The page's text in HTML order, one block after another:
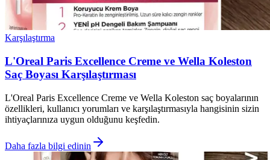
Karşılaştırma
L'Oreal Paris Excellence Creme ve Wella Koleston
Saç Boyası Karşılaştırması
L'Oreal Paris Excellence Creme ve Wella Koleston saç boyalarının
özellikleri, kullanıcı yorumları ve karşılaştırmasıyla hangisinin sizin
ihtiyaçlarınıza uygun olduğunu keşfedin.
Daha fazla bilgi edinin